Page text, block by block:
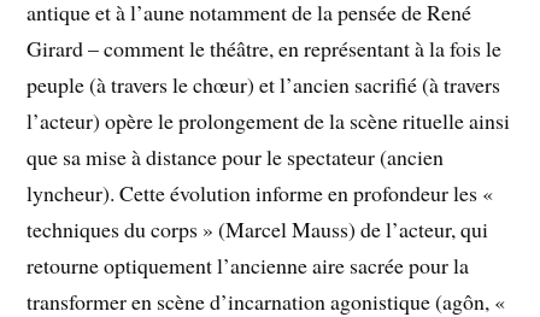
antique et à l’aune notamment de la pensée de René
Girard – comment le théâtre, en représentant à la fois le
peuple (à travers le chœur) et l’ancien sacrifié (à travers
l’acteur) opère le prolongement de la scène rituelle ainsi
que sa mise à distance pour le spectateur (ancien
lyncheur). Cette évolution informe en profondeur les «
techniques du corps » (Marcel Mauss) de l’acteur, qui
retourne optiquement l’ancienne aire sacrée pour la
transformer en scène d’incarnation agonistique (agôn, «